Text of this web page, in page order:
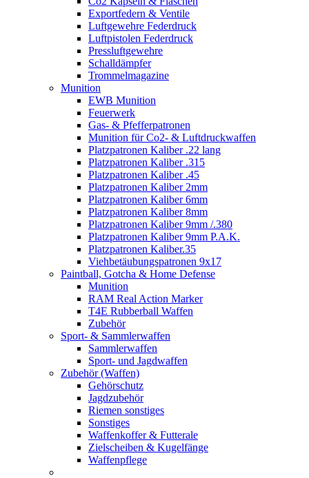
Exportfedern & Ventile
Luftgewehre Federdruck
Luftpistolen Federdruck
Pressluftgewehre
Schalldämpfer
Trommelmagazine
Munition
EWB Munition
Feuerwerk
Gas- & Pfefferpatronen
Munition für Co2- & Luftdruckwaffen
Platzpatronen Kaliber .22 lang
Platzpatronen Kaliber .315
Platzpatronen Kaliber .45
Platzpatronen Kaliber 2mm
Platzpatronen Kaliber 6mm
Platzpatronen Kaliber 8mm
Platzpatronen Kaliber 9mm /.380
Platzpatronen Kaliber 9mm P.A.K.
Platzpatronen Kaliber.35
Viehbetäubungspatronen 9x17
Paintball, Gotcha & Home Defense
Munition
RAM Real Action Marker
T4E Rubberball Waffen
Zubehör
Sport- & Sammlerwaffen
Sammlerwaffen
Sport- und Jagdwaffen
Zubehör (Waffen)
Gehörschutz
Jagdzubehör
Riemen sonstiges
Sonstiges
Waffenkoffer & Futterale
Zielscheiben & Kugelfänge
Waffenpflege